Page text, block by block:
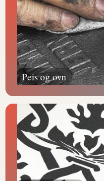
Peis og ovn